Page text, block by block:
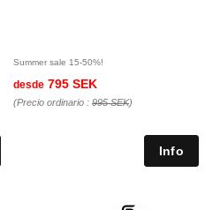
Summer sale 15-50%!
desde 795 SEK
(Precio ordinario : 995 SEK)